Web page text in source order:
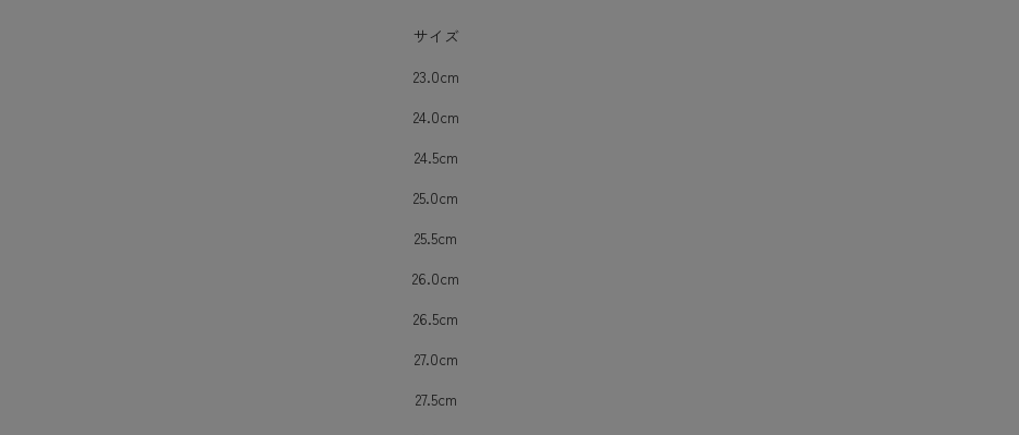
サイズ
23.0cm
24.0cm
24.5cm
25.0cm
25.5cm
26.0cm
26.5cm
27.0cm
27.5cm